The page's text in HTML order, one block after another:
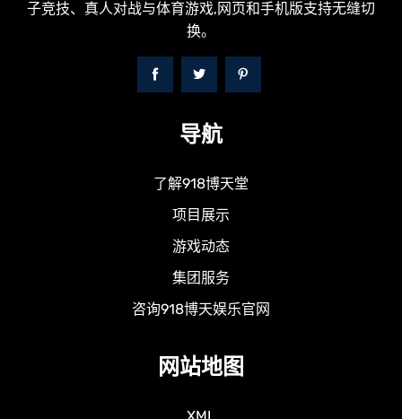
子竞技、真人对战与体育游戏,网页和手机版支持无缝切
换。
导航
了解918博天堂
项目展示
游戏动态
集团服务
咨询918博天娱乐官网
网站地图
XML